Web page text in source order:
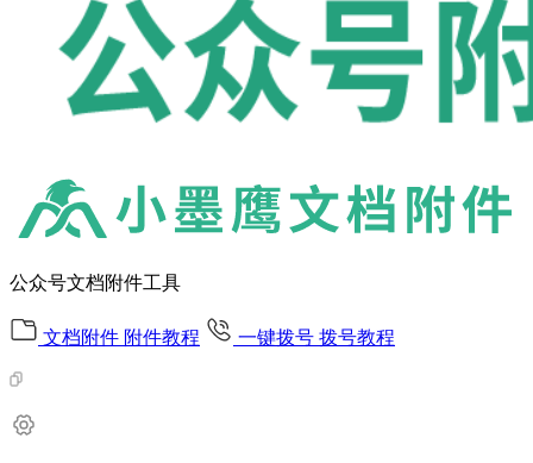
公众号文档附件工具
文档附件 附件教程 一键拨号 拨号教程